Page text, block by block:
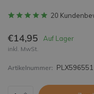
20
€14,95 Auf Lager
inkl. MwSt.
Artikelnummer: PLX596551